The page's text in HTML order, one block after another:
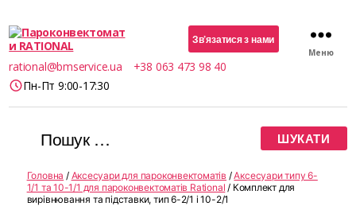
Пароконвектомати
RATIONAL
Зв’язатися з нами
rational@bmservice.ua
+38 063 473 98 40
Пн-Пт 9:00-17:30
Меню
Шукати:
Головна / Аксесуари для пароконвектоматів /Аксесуари типу 6-
1/1 та 10-1/1 для пароконвектоматів Rational / Комплект для
вирівнювання та підставки, тип 6-2/1 і 10-2/1